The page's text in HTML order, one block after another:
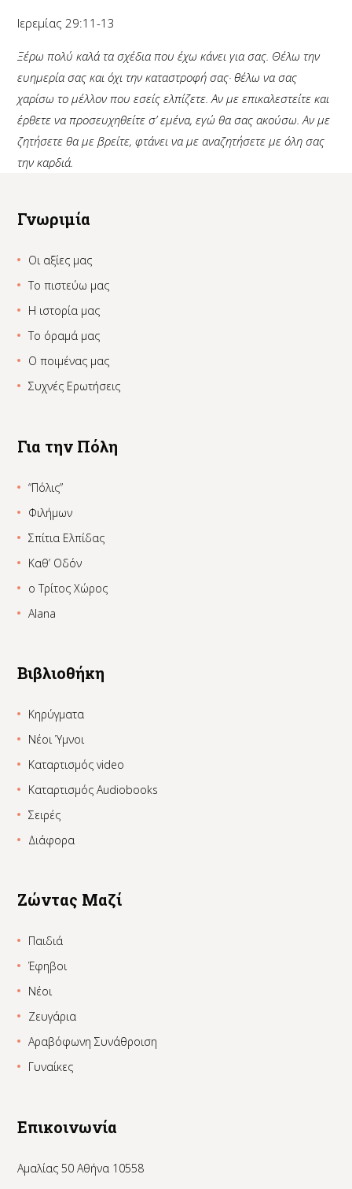
Ιερεμίας 29:11-13
Ξέρω πολύ καλά τα σχέδια που έχω κάνει για σας. Θέλω την
ευημερία σας και όχι την καταστροφή σας· θέλω να σας
χαρίσω το μέλλονπου εσείς ελπίζετε.Αν με επικαλεστείτε και
έρθετε να προσευχηθείτε σ’εμένα,εγώ θα σας ακούσω.Αν με
ζητήσετε θα με βρείτε,φτάνει να με αναζητήσετε με όλη σας
την καρδιά.
Γνωριμία
Οι αξίες μας
Το πιστεύω μας
Η ιστορία μας
Το όραμά μας
Ο ποιμένας μας
Συχνές Ερωτήσεις
Για την Πόλη
“Πόλις”
Φιλήμων
Σπίτια Ελπίδας
Καθ’ Οδόν
ο Τρίτος Χώρος
Alana
Βιβλιοθήκη
Κηρύγματα
Νέοι Ύμνοι
Καταρτισμός video
Καταρτισμός Audiobooks
Σειρές
Διάφορα
Ζώντας Μαζί
Παιδιά
Έφηβοι
Νέοι
Ζευγάρια
Αραβόφωνη Συνάθροιση
Γυναίκες
Επικοινωνία
Αμαλίας 50 Αθήνα 10558